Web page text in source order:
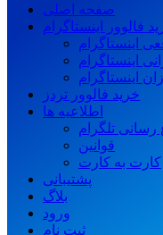
صفحه اصلی
فالوور اینستاگرام
اینستاگرام
اینستاگرام
اینستاگرام
خرید فالوور تردز
اطلاعیه ها
رسانی تلگرام
قوانین
کارت به کارت
پشتیبانی
بلاگ
ورود
ثبت نام